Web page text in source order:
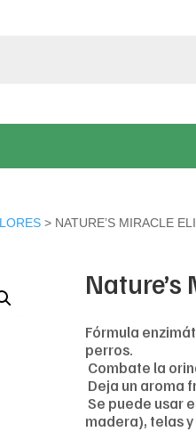
> NATURE’S MIRACLE
Fórmula
perros.
 Combate la
 Deja un aroma
 Se puede
madera), telas y